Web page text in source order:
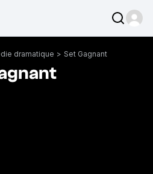
dramatique > Set Gagnant